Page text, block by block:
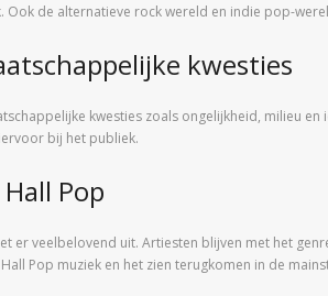
Ook de alternatieve rock wereld en indie pop-
kwesties
kwesties zoals ongelijkheid, milieu
bij het publiek.
Pop
er veelbelovend uit. Artiesten blijven met het
Pop muziek en het zien terugkomen in de